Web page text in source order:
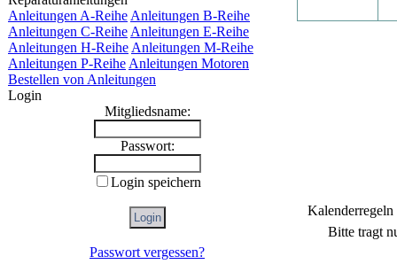
Anleitungen A-Reihe Anleitungen B-Reihe
Anleitungen C-Reihe Anleitungen E-Reihe
Anleitungen H-Reihe Anleitungen M-Reihe
Anleitungen P-Reihe Anleitungen Motoren
Bestellen von Anleitungen
Login
Mitgliedsname:
Passwort:
Login speichern
Passwort vergessen?
Kalenderregeln
Bitte tragt